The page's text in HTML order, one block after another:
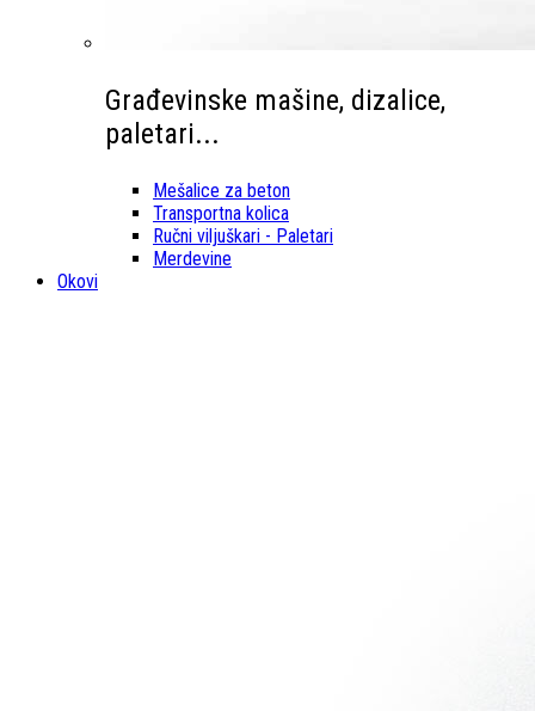
Građevinske mašine, dizalice,
paletari...
Mešalice za beton
Transportna kolica
Ručni viljuškari - Paletari
Merdevine
Okovi